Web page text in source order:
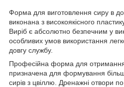
Форма для виготовлення сиру в
виконана з високоякісного
Виріб є абсолютно безпечним у
особливих умов використання
довгу службу.
Професійна форма для отримання
призначена для формування
сирів з цвіллю. Дренажні отвори